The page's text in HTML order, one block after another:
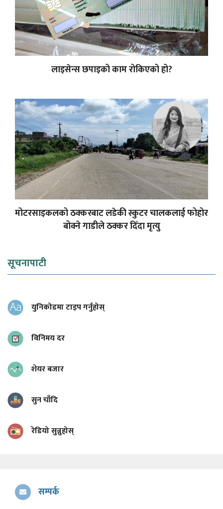
लाइसेन्स छपाइको काम रोकिएको हो?
मोटरसाइकलको ठक्करबाट लडेकी स्कुटर चालकलाई फोहोर
बोक्ने गाडीले ठक्कर दिँदा मृत्यु
सूचनापाटी
युनिकोडमा टाइप गर्नुहोस्
विनिमय दर
शेयर बजार
सुन चाँदि
रेडियो सुन्नुहोस्
सम्पर्क